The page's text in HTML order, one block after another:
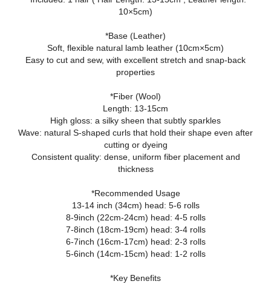
10×5cm)
*Base (Leather)
Soft, flexible natural lamb leather (10cm×5cm)
Easy to cut and sew, with excellent stretch and snap‑back
properties
*Fiber (Wool)
Length: 13-15cm
High gloss: a silky sheen that subtly sparkles
Wave: natural S‑shaped curls that hold their shape even after
cutting or dyeing
Consistent quality: dense, uniform fiber placement and
thickness
*Recommended Usage
13-14 inch (34cm) head: 5-6 rolls
8-9inch (22cm-24cm) head: 4-5 rolls
7-8inch (18cm-19cm) head: 3-4 rolls
6-7inch (16cm-17cm) head: 2-3 rolls
5-6inch (14cm-15cm) head: 1-2 rolls
*Key Benefits